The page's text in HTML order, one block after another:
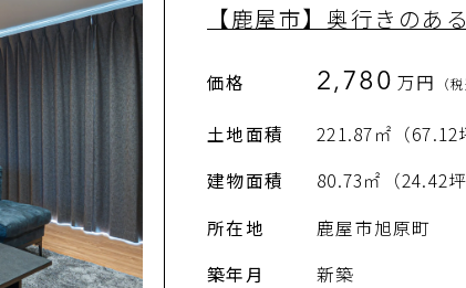
【鹿屋市】奥行きのあ
価格 2,780 万円 （
土地面積
221.87㎡（67.12
建物面積
80.73㎡（24.42坪
所在地
鹿屋市旭原町
築年月
新築